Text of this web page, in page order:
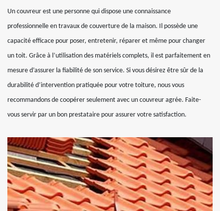
Un couvreur est une personne qui dispose une connaissance
professionnelle en travaux de couverture de la maison. Il possède une
capacité efficace pour poser, entretenir, réparer et même pour changer
un toit. Grâce à l’utilisation des matériels complets, il est parfaitement en
mesure d’assurer la fiabilité de son service. Si vous désirez être sûr de la
durabilité d’intervention pratiquée pour votre toiture, nous vous
recommandons de coopérer seulement avec un couvreur agrée. Faite-
vous servir par un bon prestataire pour assurer votre satisfaction.